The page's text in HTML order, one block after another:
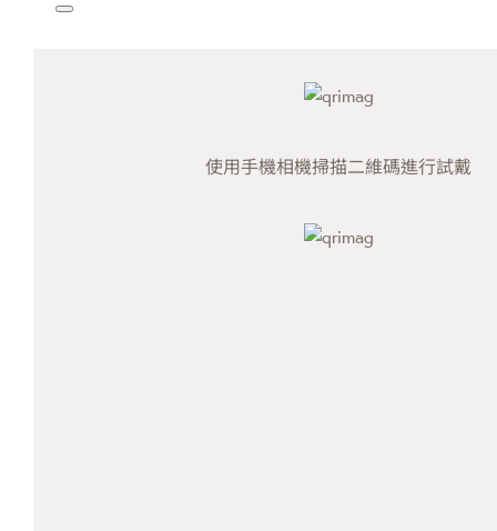
使用手機相機掃描二維碼進行試戴